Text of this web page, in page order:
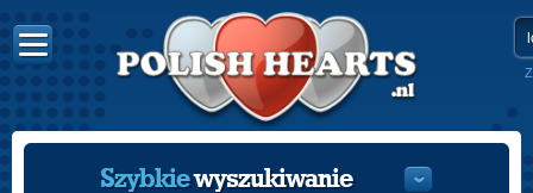
Szybkiewyszukiwanie